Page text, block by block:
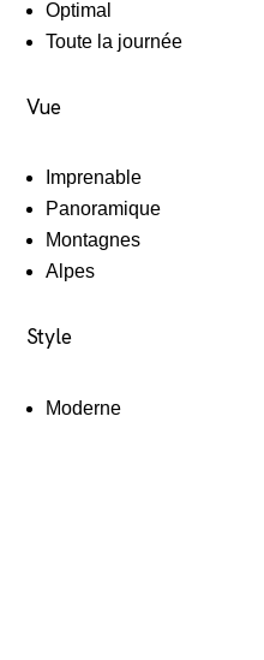
Optimal
Toute la journée
Vue
Imprenable
Panoramique
Montagnes
Alpes
Style
Moderne